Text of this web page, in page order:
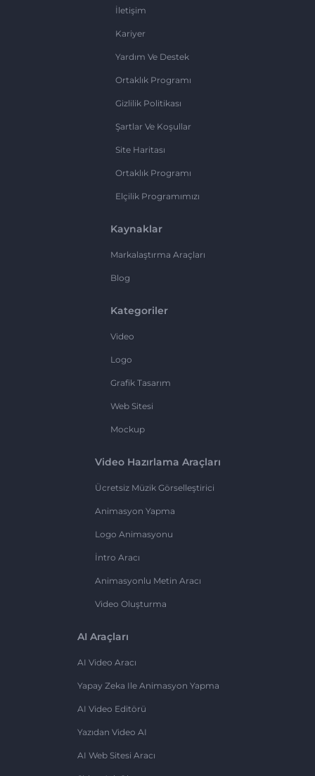
İletişim
Kariyer
Yardım Ve Destek
Ortaklık Programı
Gizlilik Politikası
Şartlar Ve Koşullar
Site Haritası
Ortaklık Programı
Elçilik Programımızı
Kaynaklar
Markalaştırma Araçları
Blog
Kategoriler
Video
Logo
Grafik Tasarım
Web Sitesi
Mockup
Video Hazırlama Araçları
Ücretsiz Müzik Görselleştirici
Animasyon Yapma
Logo Animasyonu
İntro Aracı
Animasyonlu Metin Aracı
Video Oluşturma
AI Araçları
AI Video Aracı
Yapay Zeka Ile Animasyon Yapma
AI Video Editörü
Yazıdan Video AI
AI Web Sitesi Aracı